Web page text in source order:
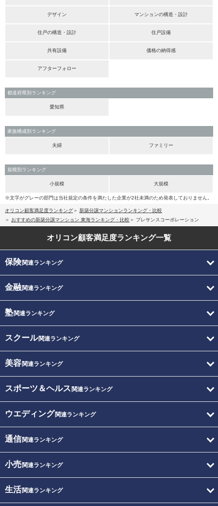
デザイン マンションの構造・設計
住戸の構造・設計 住戸設備
共有設備 価格の納得感
アフターフォロー
都道府県別ランキング
愛知県
家族構成別ランキング
夫婦 ファミリー
規模別ランキング
小規模 大規模
※文字がグレーの部門は当社規定の条件を満たした企業が2社未満のため発表しておりません。
オリコン顧客満足度ランキング
新築分譲マンションランキング・比較
おすすめの新築分譲マンション 東海ランキング・比較
プレサンスコーポレーション
オリコン顧客満足度ランキング一覧
保険関連ランキング
金融関連ランキング
塾関連ランキング
スクール関連ランキング
美容関連ランキング
スポーツ＆ヘルス 関連ランキング
ウエディング関連ランキング
通信関連ランキング
小売関連ランキング
生活関連ランキング